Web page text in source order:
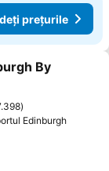
prețurile
By
Edinburgh